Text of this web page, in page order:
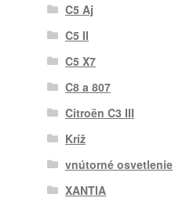
C5 Aj
C5 II
C5 X7
C8 a 807
Citroën C3 III
Kríž
vnútorné osvetlenie
XANTIA